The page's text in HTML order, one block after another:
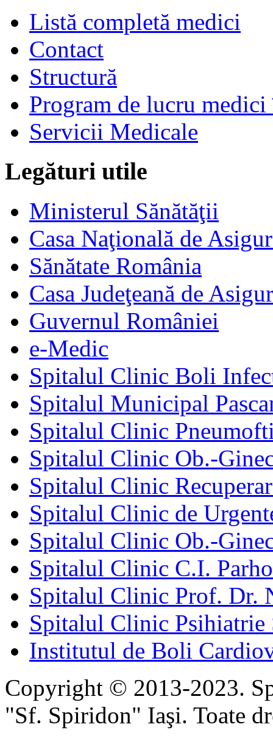
Listă completă medici
Contact
Structură
Program de lucru
Servicii Medicale
Legături utile
Ministerul Sănătăţii
Casa Naţională de
Sănătate România
Casa Judeţeană de
Guvernul României
e-Medic
Spitalul Clinic Boli
Spitalul Municipal
Spitalul Clinic
Spitalul Clinic Ob.-
Spitalul Clinic
Spitalul Clinic de
Spitalul Clinic Ob.-
Spitalul Clinic C.I.
Spitalul Clinic Prof. Dr.
Spitalul Clinic Psihiatrie
Institutul de Boli
Copyright © 2013-2023.
"Sf. Spiridon" Iaşi. Toate